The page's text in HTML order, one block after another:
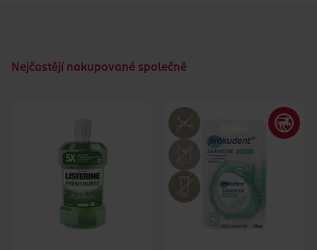
Nejčastějí nakupované společně